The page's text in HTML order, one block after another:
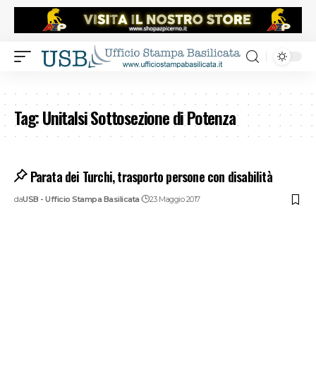
Tag:Unitalsi Sottosezione di Potenza
Parata dei Turchi, trasporto persone con disabilità
daUSB - Ufficio Stampa Basilicata 23 Maggio 2017